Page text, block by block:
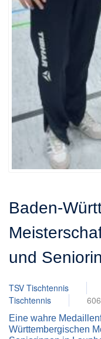
Baden-
und
TSV Tischtennis
Tischtennis
Eine wahre
Württembergischen